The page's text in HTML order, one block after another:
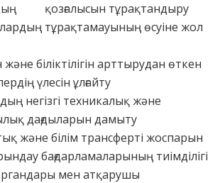
қозғалысын тұрақтандыру
тұрақтамауының өсуіне жол
біліктілігін арттырудан өткен
үлесін ұлғайту
негізгі техникалық және
дағдыларын дамыту
және білім трансферті жоспарын
бағдарламаларының тиімділігі
мен атқарушы